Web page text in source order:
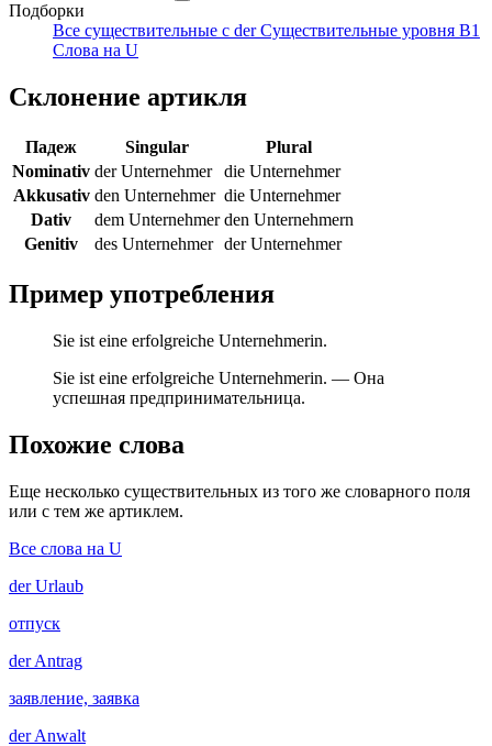
Подборки
Все существительные с derСуществительные уровня B1
Слова на U
Склонение артикля
Падеж Singular
Plural
Nominativ der Unternehmer
die Unternehmer
Akkusativ den Unternehmer die Unternehmer
Dativ
dem Unternehmer den Unternehmern
Genitiv
des Unternehmer der Unternehmer
Пример употребления
Sie ist eine erfolgreiche Unternehmerin.
Sie ist eine erfolgreiche Unternehmerin. — Она
успешная предпринимательница.
Похожие слова
Еще несколько существительных из того же словарного поля
или с тем же артиклем.
Все слова на U
derUrlaub
отпуск
derAntrag
заявление, заявка
derAnwalt